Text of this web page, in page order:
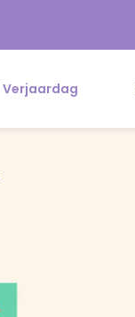
Verjaardag